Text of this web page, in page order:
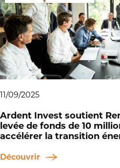
11/09/2025
Ardent Invest soutient
levée de fonds de 10
accélérer la transition
Découvrir